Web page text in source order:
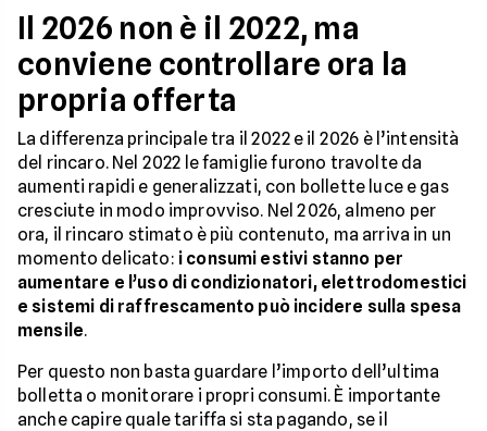
Il 2026 non è il 2022, ma
conviene controllare ora la
propria offerta
La differenza principale tra il 2022 e il 2026 è l’intensità
del rincaro. Nel 2022 le famiglie furono travolte da
aumenti rapidi e generalizzati, con bollette luce e gas
cresciute in modo improvviso. Nel 2026, almeno per
ora, il rincaro stimato è più contenuto, ma arriva in un
momento delicato: i consumi estivi stanno per
aumentare e l’uso di condizionatori, elettrodomestici
e sistemi di raffrescamento può incidere sulla spesa
mensile.
Per questo non basta guardare l’importo dell’ultima
bolletta o monitorare i propri consumi. È importante
anche capire quale tariffa si sta pagando, se il